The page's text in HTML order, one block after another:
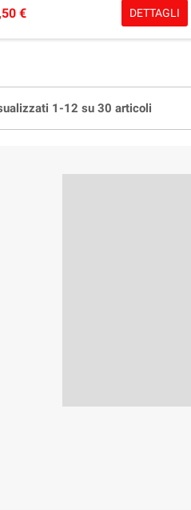
€ DETTAGLI
1-12 su 30 articoli